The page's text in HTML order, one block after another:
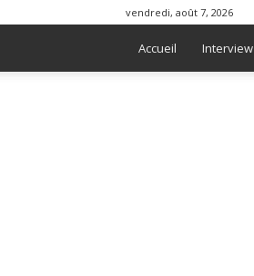
vendredi, août 7, 2026
Accueil Interview